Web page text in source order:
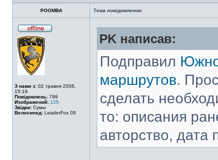
POOMBA Тема повідомлення:
З нами з: 02 травня 2008,
15:19
Повідомлень: 799
Изображений: 125
Звідки: Сумы
Велосипед: LeaderFox 09
PK написав:
Подправил
маршрутов.
сделать
то: описания
авторство, дата